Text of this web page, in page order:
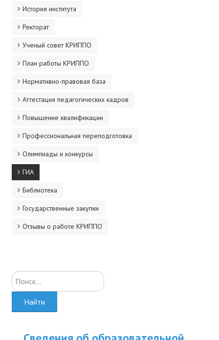
История института
Ректорат
Ученый совет КРИППО
План работы КРИППО
Нормативно-правовая база
Аттестация педагогических кадров
Повышение квалификации
Профессиональная переподготовка
Олимпиады и конкурсы
ГИА
Библиотека
Государственные закупки
Отзывы о работе КРИППО
Искать...
Найти